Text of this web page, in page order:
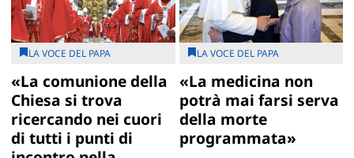
LA VOCE DEL PAPA
«La comunione della
Chiesa si trova
ricercando nei cuori
di tutti i punti di
LA VOCE DEL PAPA
«La medicina non
potrà mai farsi serva
della morte
programmata»